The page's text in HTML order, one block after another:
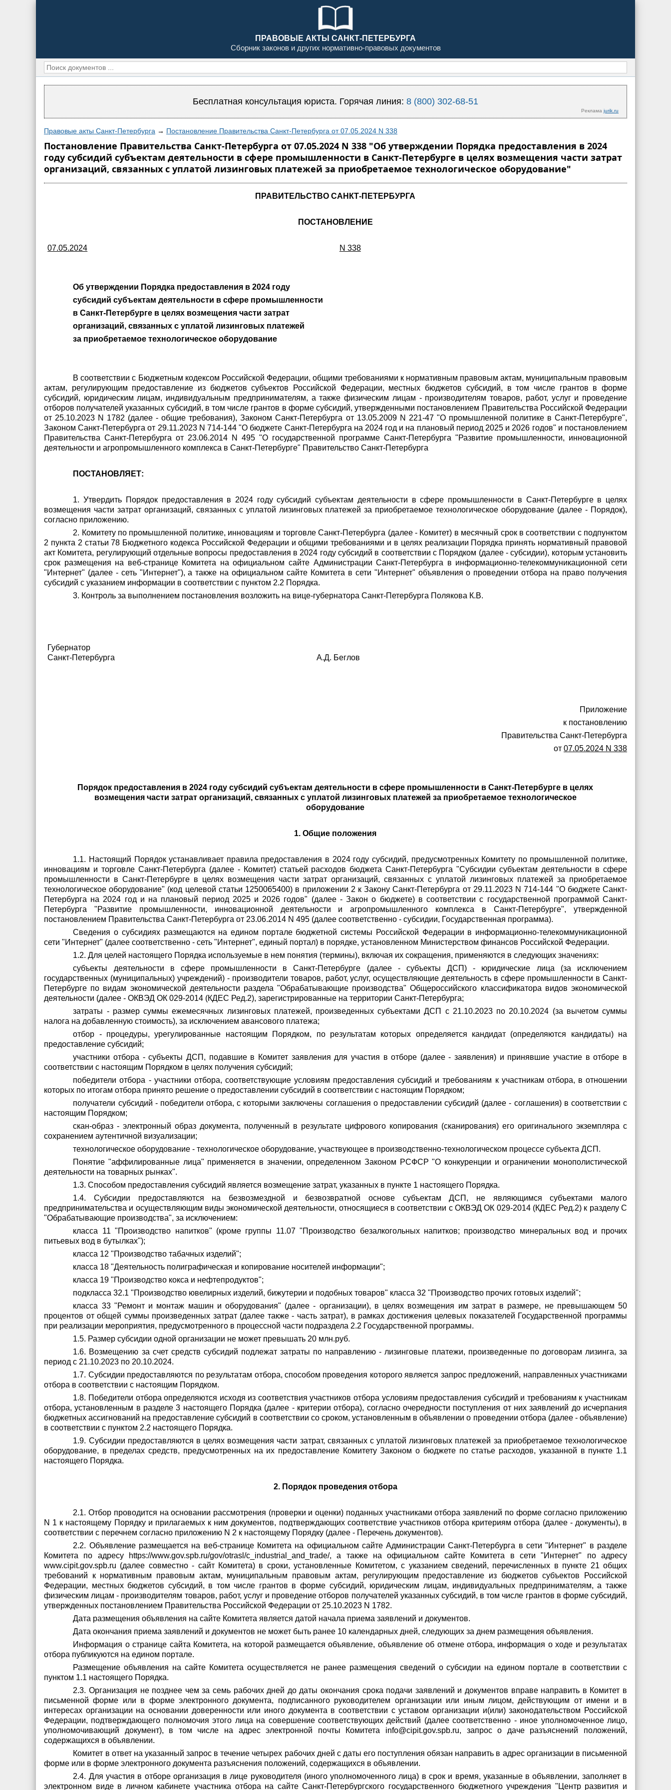
ПРАВОВЫЕ АКТЫ САНКТ-ПЕТЕРБУРГА
Сборник законов и других нормативно-правовых документов
Бесплатная консультация юриста. Горячая линия: 8 (800) 302-68-51
Реклама jurik.ru
Правовые акты Санкт-Петербурга → Постановление Правительства Санкт-Петербурга от 07.05.2024 N 338
Постановление Правительства Санкт-Петербурга от 07.05.2024 N 338 "Об утверждении Порядка предоставления в 2024
году субсидий субъектам деятельности в сфере промышленности в Санкт-Петербурге в целях возмещения части затрат
организаций, связанных с уплатой лизинговых платежей за приобретаемое технологическое оборудование"
ПРАВИТЕЛЬСТВО САНКТ-ПЕТЕРБУРГА
ПОСТАНОВЛЕНИЕ
07.05.2024 N 338
Об утверждении Порядка предоставления в 2024 году
субсидий субъектам деятельности в сфере промышленности
в Санкт-Петербурге в целях возмещения части затрат
организаций, связанных с уплатой лизинговых платежей
за приобретаемое технологическое оборудование
В соответствии с Бюджетным кодексом Российской Федерации, общими требованиями к нормативным правовым актам, муниципальным правовым
актам, регулирующим предоставление из бюджетов субъектов Российской Федерации, местных бюджетов субсидий, в том числе грантов в форме
субсидий, юридическим лицам, индивидуальным предпринимателям, а также физическим лицам - производителям товаров, работ, услуг и проведение
отборов получателей указанных субсидий, в том числе грантов в форме субсидий, утвержденными постановлением Правительства Российской Федерации
от 25.10.2023 N 1782 (далее - общие требования), Законом Санкт-Петербурга от 13.05.2009 N 221-47 "О промышленной политике в Санкт-Петербурге",
Законом Санкт-Петербурга от 29.11.2023 N 714-144 "О бюджете Санкт-Петербурга на 2024 год и на плановый период 2025 и 2026 годов" и постановлением
Правительства Санкт-Петербурга от 23.06.2014 N 495 "О государственной программе Санкт-Петербурга "Развитие промышленности, инновационной
деятельности и агропромышленного комплекса в Санкт-Петербурге" Правительство Санкт-Петербурга
ПОСТАНОВЛЯЕТ:
1. Утвердить Порядок предоставления в 2024 году субсидий субъектам деятельности в сфере промышленности в Санкт-Петербурге в целях
возмещения части затрат организаций, связанных с уплатой лизинговых платежей за приобретаемое технологическое оборудование (далее - Порядок),
согласно приложению.
2. Комитету по промышленной политике, инновациям и торговле Санкт-Петербурга (далее - Комитет) в месячный срок в соответствии с подпунктом
2 пункта 2 статьи 78 Бюджетного кодекса Российской Федерации и общими требованиями и в целях реализации Порядка принять нормативный правовой
акт Комитета, регулирующий отдельные вопросы предоставления в 2024 году субсидий в соответствии с Порядком (далее - субсидии), которым установить
срок размещения на веб-странице Комитета на официальном сайте Администрации Санкт-Петербурга в информационно-телекоммуникационной сети
"Интернет" (далее - сеть "Интернет"), а также на официальном сайте Комитета в сети "Интернет" объявления о проведении отбора на право получения
субсидий с указанием информации в соответствии с пунктом 2.2 Порядка.
3. Контроль за выполнением постановления возложить на вице-губернатора Санкт-Петербурга Полякова К.В.
Губернатор
Санкт-Петербурга
А.Д. Беглов
Приложение
к постановлению
Правительства Санкт-Петербурга
от 07.05.2024 N 338
Порядок предоставления в 2024 году субсидий субъектам деятельности в сфере промышленности в Санкт-Петербурге в целях
возмещения части затрат организаций, связанных с уплатой лизинговых платежей за приобретаемое технологическое
оборудование
1. Общие положения
1.1. Настоящий Порядок устанавливает правила предоставления в 2024 году субсидий, предусмотренных Комитету по промышленной политике,
инновациям и торговле Санкт-Петербурга (далее - Комитет) статьей расходов бюджета Санкт-Петербурга "Субсидии субъектам деятельности в сфере
промышленности в Санкт-Петербурге в целях возмещения части затрат организаций, связанных с уплатой лизинговых платежей за приобретаемое
технологическое оборудование" (код целевой статьи 1250065400) в приложении 2 к Закону Санкт-Петербурга от 29.11.2023 N 714-144 "О бюджете Санкт-
Петербурга на 2024 год и на плановый период 2025 и 2026 годов" (далее - Закон о бюджете) в соответствии с государственной программой Санкт-
Петербурга "Развитие промышленности, инновационной деятельности и агропромышленного комплекса в Санкт-Петербурге", утвержденной
постановлением Правительства Санкт-Петербурга от 23.06.2014 N 495 (далее соответственно - субсидии, Государственная программа).
Сведения о субсидиях размещаются на едином портале бюджетной системы Российской Федерации в информационно-телекоммуникационной
сети "Интернет" (далее соответственно - сеть "Интернет", единый портал) в порядке, установленном Министерством финансов Российской Федерации.
1.2. Для целей настоящего Порядка используемые в нем понятия (термины), включая их сокращения, применяются в следующих значениях:
субъекты деятельности в сфере промышленности в Санкт-Петербурге (далее - субъекты ДСП) - юридические лица (за исключением
государственных (муниципальных) учреждений) - производители товаров, работ, услуг, осуществляющие деятельность в сфере промышленности в Санкт-
Петербурге по видам экономической деятельности раздела "Обрабатывающие производства" Общероссийского классификатора видов экономической
деятельности (далее - ОКВЭД ОК 029-2014 (КДЕС Ред.2), зарегистрированные на территории Санкт-Петербурга;
затраты - размер суммы ежемесячных лизинговых платежей, произведенных субъектами ДСП с 21.10.2023 по 20.10.2024 (за вычетом суммы
налога на добавленную стоимость), за исключением авансового платежа;
отбор - процедуры, урегулированные настоящим Порядком, по результатам которых определяется кандидат (определяются кандидаты) на
предоставление субсидий;
участники отбора - субъекты ДСП, подавшие в Комитет заявления для участия в отборе (далее - заявления) и принявшие участие в отборе в
соответствии с настоящим Порядком в целях получения субсидий;
победители отбора - участники отбора, соответствующие условиям предоставления субсидий и требованиям к участникам отбора, в отношении
которых по итогам отбора принято решение о предоставлении субсидий в соответствии с настоящим Порядком;
получатели субсидий - победители отбора, с которыми заключены соглашения о предоставлении субсидий (далее - соглашения) в соответствии с
настоящим Порядком;
скан-образ - электронный образ документа, полученный в результате цифрового копирования (сканирования) его оригинального экземпляра с
сохранением аутентичной визуализации;
технологическое оборудование - технологическое оборудование, участвующее в производственно-технологическом процессе субъекта ДСП.
Понятие "аффилированные лица" применяется в значении, определенном Законом РСФСР "О конкуренции и ограничении монополистической
деятельности на товарных рынках".
1.3. Способом предоставления субсидий является возмещение затрат, указанных в пункте 1 настоящего Порядка.
1.4. Субсидии предоставляются на безвозмездной и безвозвратной основе субъектам ДСП, не являющимся субъектами малого
предпринимательства и осуществляющим виды экономической деятельности, относящиеся в соответствии с ОКВЭД ОК 029-2014 (КДЕС Ред.2) к разделу C
"Обрабатывающие производства", за исключением:
класса 11 "Производство напитков" (кроме группы 11.07 "Производство безалкогольных напитков; производство минеральных вод и прочих
питьевых вод в бутылках");
класса 12 "Производство табачных изделий";
класса 18 "Деятельность полиграфическая и копирование носителей информации";
класса 19 "Производство кокса и нефтепродуктов";
подкласса 32.1 "Производство ювелирных изделий, бижутерии и подобных товаров" класса 32 "Производство прочих готовых изделий";
класса 33 "Ремонт и монтаж машин и оборудования" (далее - организации), в целях возмещения им затрат в размере, не превышающем 50
процентов от общей суммы произведенных затрат (далее также - часть затрат), в рамках достижения целевых показателей Государственной программы
при реализации мероприятия, предусмотренного в процессной части подраздела 2.2 Государственной программы.
1.5. Размер субсидии одной организации не может превышать 20 млн.руб.
1.6. Возмещению за счет средств субсидий подлежат затраты по направлению - лизинговые платежи, произведенные по договорам лизинга, за
период с 21.10.2023 по 20.10.2024.
1.7. Субсидии предоставляются по результатам отбора, способом проведения которого является запрос предложений, направленных участниками
отбора в соответствии с настоящим Порядком.
1.8. Победители отбора определяются исходя из соответствия участников отбора условиям предоставления субсидий и требованиям к участникам
отбора, установленным в разделе 3 настоящего Порядка (далее - критерии отбора), согласно очередности поступления от них заявлений до исчерпания
бюджетных ассигнований на предоставление субсидий в соответствии со сроком, установленным в объявлении о проведении отбора (далее - объявление)
в соответствии с пунктом 2.2 настоящего Порядка.
1.9. Субсидии предоставляются в целях возмещения части затрат, связанных с уплатой лизинговых платежей за приобретаемое технологическое
оборудование, в пределах средств, предусмотренных на их предоставление Комитету Законом о бюджете по статье расходов, указанной в пункте 1.1
настоящего Порядка.
2. Порядок проведения отбора
2.1. Отбор проводится на основании рассмотрения (проверки и оценки) поданных участниками отбора заявлений по форме согласно приложению
N 1 к настоящему Порядку и прилагаемых к ним документов, подтверждающих соответствие участников отбора критериям отбора (далее - документы), в
соответствии с перечнем согласно приложению N 2 к настоящему Порядку (далее - Перечень документов).
2.2. Объявление размещается на веб-странице Комитета на официальном сайте Администрации Санкт-Петербурга в сети "Интернет" в разделе
Комитета по адресу https://www.gov.spb.ru/gov/otrasl/c_industrial_and_trade/, а также на официальном сайте Комитета в сети "Интернет" по адресу
www.cipit.gov.spb.ru (далее совместно - сайт Комитета) в сроки, установленные Комитетом, с указанием сведений, перечисленных в пункте 21 общих
требований к нормативным правовым актам, муниципальным правовым актам, регулирующим предоставление из бюджетов субъектов Российской
Федерации, местных бюджетов субсидий, в том числе грантов в форме субсидий, юридическим лицам, индивидуальных предпринимателям, а также
физическим лицам - производителям товаров, работ, услуг и проведение отборов получателей указанных субсидий, в том числе грантов в форме субсидий,
утвержденных постановлением Правительства Российской Федерации от 25.10.2023 N 1782.
Дата размещения объявления на сайте Комитета является датой начала приема заявлений и документов.
Дата окончания приема заявлений и документов не может быть ранее 10 календарных дней, следующих за днем размещения объявления.
Информация о странице сайта Комитета, на которой размещается объявление, объявление об отмене отбора, информация о ходе и результатах
отбора публикуются на едином портале.
Размещение объявления на сайте Комитета осуществляется не ранее размещения сведений о субсидии на едином портале в соответствии с
пунктом 1.1 настоящего Порядка.
2.3. Организация не позднее чем за семь рабочих дней до даты окончания срока подачи заявлений и документов вправе направить в Комитет в
письменной форме или в форме электронного документа, подписанного руководителем организации или иным лицом, действующим от имени и в
интересах организации на основании доверенности или иного документа в соответствии с уставом организации и(или) законодательством Российской
Федерации, подтверждающего полномочия этого лица на совершение соответствующих действий (далее соответственно - иное уполномоченное лицо,
уполномочивающий документ), в том числе на адрес электронной почты Комитета info@cipit.gov.spb.ru, запрос о даче разъяснений положений,
содержащихся в объявлении.
Комитет в ответ на указанный запрос в течение четырех рабочих дней с даты его поступления обязан направить в адрес организации в письменной
форме или в форме электронного документа разъяснения положений, содержащихся в объявлении.
2.4. Для участия в отборе организация в лице руководителя (иного уполномоченного лица) в срок и время, указанные в объявлении, заполняет в
электронном виде в личном кабинете участника отбора на сайте Санкт-Петербургского государственного бюджетного учреждения "Центр развития и